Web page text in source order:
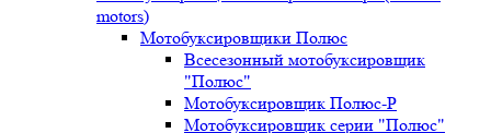
motors)
Мотобуксировщики Полюс
Всесезонный мотобуксировщик
"Полюс"
Мотобуксировщик Полюс-Р
Мотобуксировщик серии "Полюс"